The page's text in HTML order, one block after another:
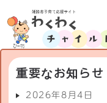
重要なお知らせ
2026年8月4日